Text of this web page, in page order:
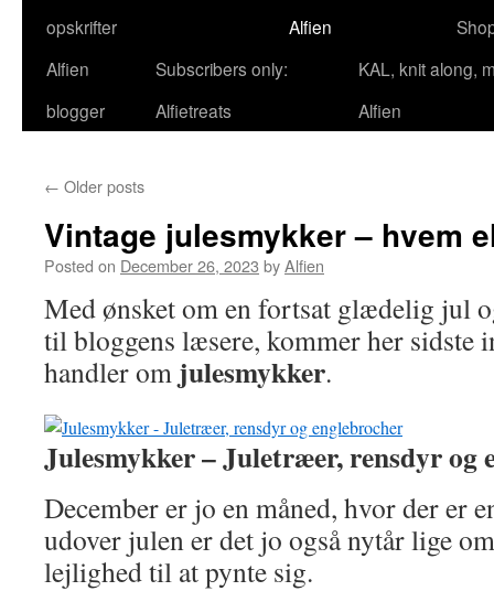
opskrifter
Alfien
Alfien
blogger
Subscribers only:
Alfietreats
KAL, knit along,
Alfien
← Older posts
Vintage julesmykker – hvem
Posted on December 26, 2023 byAlfien
Med ønsket om en fortsat glædelig jul
til bloggens læsere, kommer her sidste
handler om julesmykker.
Julesmykker – Juletræer, rensdyr og
December er jo en måned, hvor der er
udover julen er det jo også nytår lige
lejlighed til at pynte sig.